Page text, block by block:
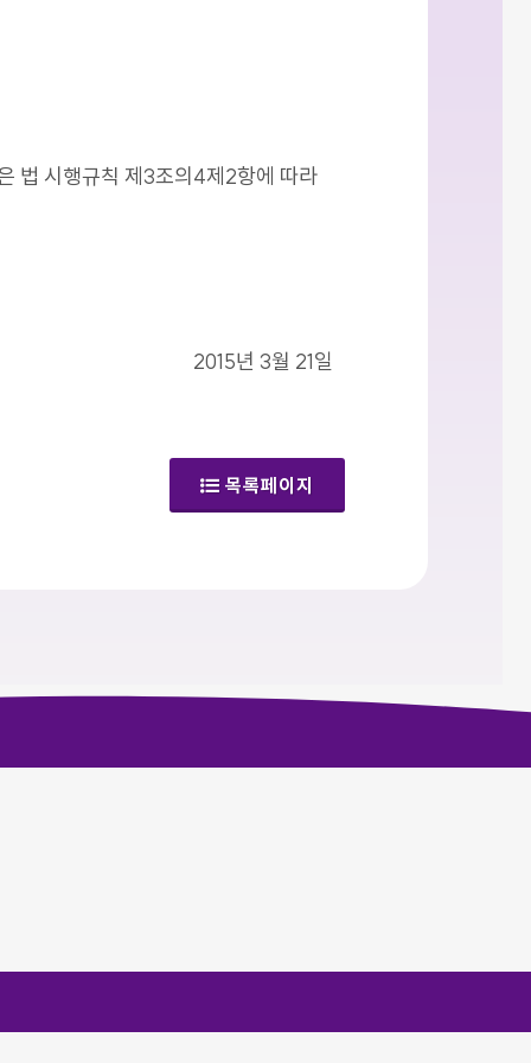
법 시행규칙 제3조의4제2항에 따라
2015년 3월 21일
목록페이지